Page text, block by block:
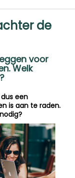
de
voor
Welk
een
is aan te raden.